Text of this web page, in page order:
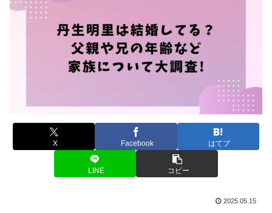
X Facebook はてブ
LINE コピー
2025.05.15